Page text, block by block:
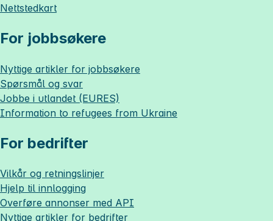
Nettstedkart
For jobbsøkere
Nyttige artikler for jobbsøkere
Spørsmål og svar
Jobbe i utlandet (EURES)
Information to refugees from Ukraine
For bedrifter
Vilkår og retningslinjer
Hjelp til innlogging
Overføre annonser med API
Nyttige artikler for bedrifter